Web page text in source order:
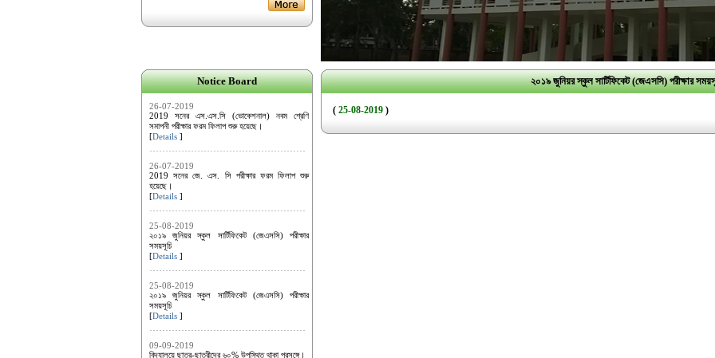
Notice Board
26-07-2019
2019 সনের এস.এস.সি (ভোকেশনাল) নবম শ্রেণি
সমাপনী পরীক্ষার ফরম ফিলাপ শুরু হয়েছে।
[Details ]
26-07-2019
2019 সনের জে. এস. সি পরীক্ষার ফরম ফিলাপ শুরু
হয়েছে।
[Details ]
25-08-2019
২০১৯ জুনিয়র স্কুল সার্টিফিকেট (জেএসসি) পরীক্ষার
সময়সূচি
[Details ]
25-08-2019
২০১৯ জুনিয়র স্কুল সার্টিফিকেট (জেএসসি) পরীক্ষার
সময়সূচি
[Details ]
09-09-2019
বিদ্যালয়ে ছাত্র-ছাত্রীদের ৬০% উপস্থিত থাকা প্রসঙ্গে।
২০১৯ জুনিয়র স্কুল সার্টিফিকেট (জেএসসি) পরীক্ষার
( 25-08-2019 )